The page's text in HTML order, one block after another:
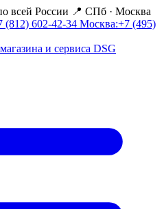
всей России 📍 СПб · Москва
(812) 602-42-34 Москва:+7 (495)